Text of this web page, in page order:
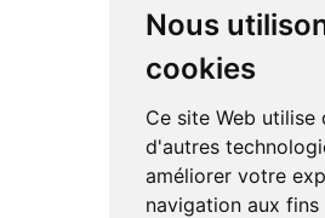
Nous
cookies
Ce site Web utilise
d'autres
améliorer votre
navigation aux fins